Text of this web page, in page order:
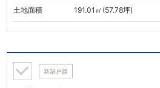
土地面積 191.01㎡(57.78坪)
新築戸建